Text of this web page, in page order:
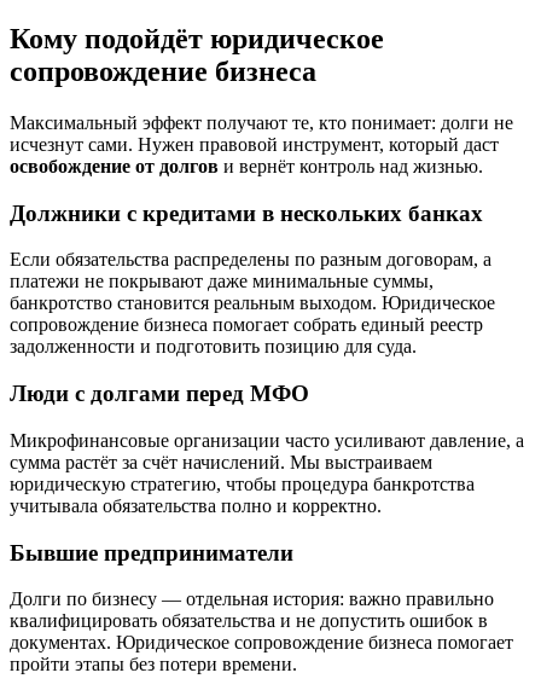
Кому подойдёт юридическое
сопровождение бизнеса
Максимальный эффект получают те, кто понимает: долги не
исчезнут сами. Нужен правовой инструмент, который даст
освобождение от долгов и вернёт контроль над жизнью.
Должники с кредитами в нескольких банках
Если обязательства распределены по разным договорам, а
платежи не покрывают даже минимальные суммы,
банкротство становится реальным выходом. Юридическое
сопровождение бизнеса помогает собрать единый реестр
задолженности и подготовить позицию для суда.
Люди с долгами перед МФО
Микрофинансовые организации часто усиливают давление, а
сумма растёт за счёт начислений. Мы выстраиваем
юридическую стратегию, чтобы процедура банкротства
учитывала обязательства полно и корректно.
Бывшие предприниматели
Долги по бизнесу — отдельная история: важно правильно
квалифицировать обязательства и не допустить ошибок в
документах. Юридическое сопровождение бизнеса помогает
пройти этапы без потери времени.